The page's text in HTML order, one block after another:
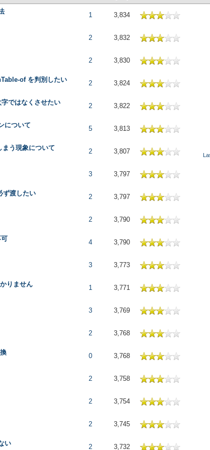
1 3,834
2 3,832
2 3,830
of を判別したい 2 3,824
ではなくさせたい 2 3,822
について 5 3,813
まう現象について 2 3,807
3 3,797
ず渡したい 2 3,797
2 3,790
4 3,790
3 3,773
りません 1 3,771
3 3,769
2 3,768
0 3,768
2 3,758
2 3,754
2 3,745
い 2 3,732